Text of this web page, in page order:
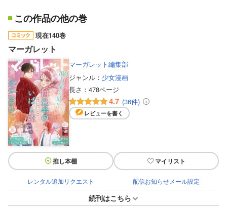
この作品の他の巻
現在140巻
マーガレット
マーガレット編集部
ジャンル： 少女漫画
長さ： 478ページ
4.7 (36件)
レビューを書く
推し本棚 マイリスト
レンタル追加リクエスト 配信お知らせメール設定
続刊はこちら